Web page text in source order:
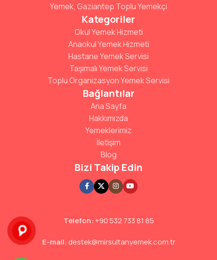
Yemek, Gaziantep Toplu Yemekçi
Kategoriler
Okul Yemek Hizmeti
Anaokul Yemek Hizmeti
Hastane Yemek Servisi
Taşımalı Yemek Servisi
Toplu Organizasyon Yemek Servisi
Bağlantılar
Ana Sayfa
Hakkımızda
Yemeklerimiz
İletişim
Blog
Bizi Takip Edin
Telefon: +90 532 733 81 85
E-mail: destek@mirsultanyemek.com.tr